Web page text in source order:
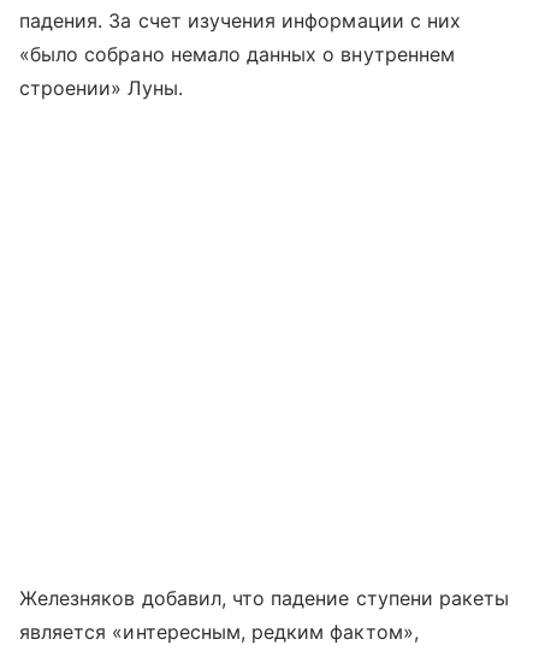
падения. За счет изучения информации с них
«было собрано немало данных о внутреннем
строении» Луны.
Железняков добавил, что падение ступени ракеты
является «интересным, редким фактом»,